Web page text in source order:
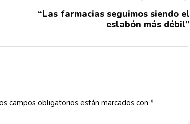
“Las farmacias seguimos siendo el
eslabón más débil”
campos obligatorios están marcados con *